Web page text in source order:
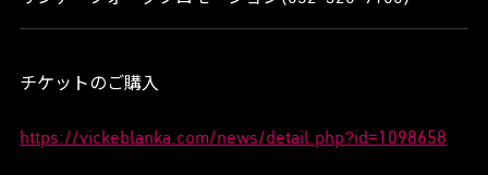
チケットのご購入
https://vickeblanka.com/news/detail.php?id=1098658